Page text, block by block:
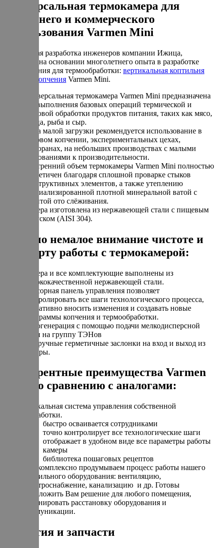
Универсальная термокамера для
домашнего и коммерческого
использования Varmen Mini
Уникальная разработка инженеров компании Ижица,
созданная на основании многолетнего опыта в разработке
оборудования для термообработки: вертикальная коптильня
горячего копчения Varmen Mini.
Универсальная термокамера Varmen Mini предназначена
для выполнения базовых операций термической и
дымовой обработки продуктов питания, таких как мясо,
птица, рыба и сыр.
Из-за малой загрузки рекомендуется использование в
бытовом копчении, экспериментальных цехах,
ресторанах, на небольших производствах с малыми
требованиями к производительности.
Внутренний объем термокамеры Varmen Mini полностью
герметичен благодаря сплошной проварке стыков
конструктивных элементов, а также утеплению
специализированной плотной минеральной ватой с
защитой ото слёживания.
Камера изготовлена из нержавеющей стали с пищевым
допуском (AISI 304).
Уделено немалое внимание чистоте и
комфорту работы с термокамерой:
Камера и все комплектующие выполнены из
высококачественной нержавеющей стали.
Сенсорная панель управления позволяет
контролировать все шаги технологического процесса,
оперативно вносить изменения и создавать новые
программы копчения и термообработки.
Парогенерация с помощью подачи мелкодисперсной
воды на группу ТЭНов
Две ручные герметичные заслонки на вход и выход из
камеры.
Конкурентные преимущества Varmen
Mini по сравнению с аналогами:
Уникальная система управления собственной
разработки.
быстро осваивается сотрудниками
точно контролирует все технологические шаги
отображает в удобном виде все параметры работы
камеры
библиотека пошаговых рецептов
Мы комплексно продумываем процесс работы нашего
коптильного оборудования: вентиляцию,
электроснабжение, канализацию и др. Готовы
предложить Вам решение для любого помещения,
спланировать расстановку оборудования и
коммуникации.
Гарантия и запчасти